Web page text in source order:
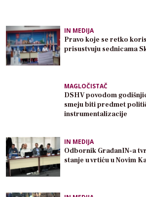
IN MEDIJA
Pravo koje se retko
prisustvuju sednicama
MAGLOČISTAČ
DSHV povodom
smeju biti predmet
instrumentalizacije
IN MEDIJA
Odbornik GrađanIN-a
stanje u vrtiću u Novim